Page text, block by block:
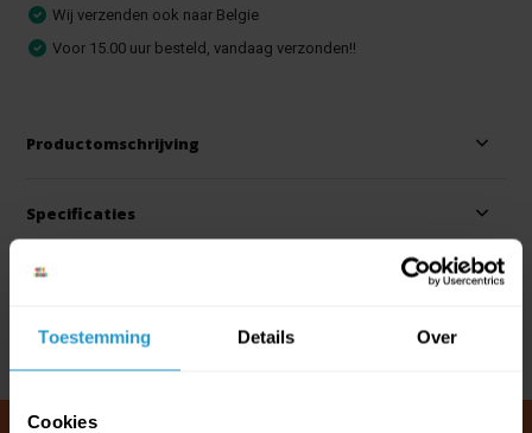
Toestemming Details Over
Cookies
Wij verzenden ook naar Belgie
Voor 15.00 uur besteld, vandaag verzonden!!
Productomschrijving
Specificaties
Reviews